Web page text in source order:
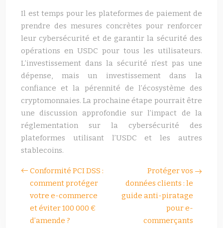
Il est temps pour les plateformes de paiement de
prendre des mesures concrètes pour renforcer
leur cybersécurité et de garantir la sécurité des
opérations en USDC pour tous les utilisateurs.
L’investissement dans la sécurité n’est pas une
dépense, mais un investissement dans la
confiance et la pérennité de l’écosystème des
cryptomonnaies. La prochaine étape pourrait être
une discussion approfondie sur l’impact de la
réglementation sur la cybersécurité des
plateformes utilisant l’USDC et les autres
stablecoins.
Conformité PCI DSS :
comment protéger
votre e-commerce
et éviter 100 000 €
d’amende ?
Protéger vos
données clients : le
guide anti-piratage
pour e-
commerçants